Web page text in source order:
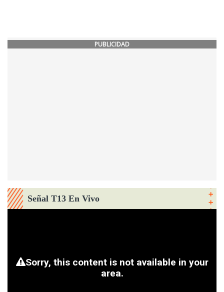
PUBLICIDAD
Señal T13 En Vivo